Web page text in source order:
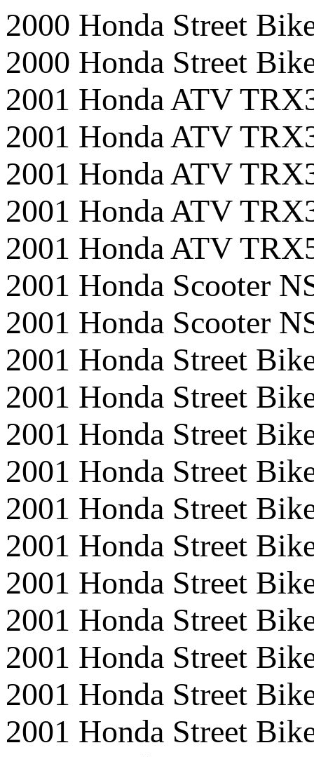
2000 Honda Street
2000 Honda Street
2001 Honda ATV
2001 Honda ATV
2001 Honda ATV
2001 Honda ATV
2001 Honda ATV
2001 Honda Scooter
2001 Honda Scooter
2001 Honda Street
2001 Honda Street
2001 Honda Street
2001 Honda Street
2001 Honda Street
2001 Honda Street
2001 Honda Street
2001 Honda Street
2001 Honda Street
2001 Honda Street
2001 Honda Street